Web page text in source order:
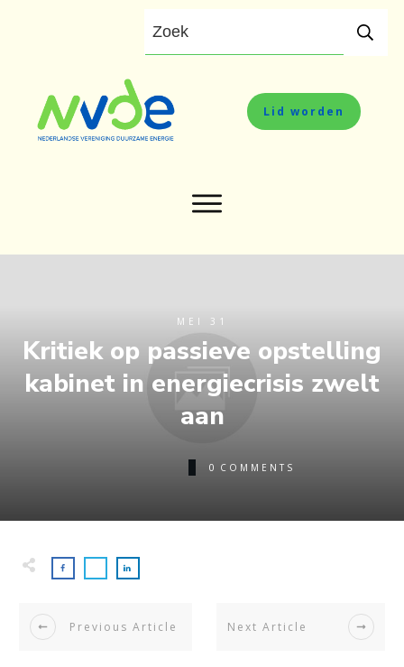
Lid worden
MEI 31
Kritiek op passieve opstelling
kabinet in energiecrisis zwelt
aan
0 COMMENTS
Previous Article Next Article